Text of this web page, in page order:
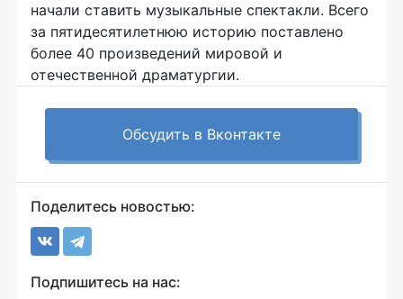
начали ставить музыкальные спектакли. Всего
за пятидесятилетнюю историю поставлено
более 40 произведений мировой и
отечественной драматургии.
Обсудить в Вконтакте
Поделитесь новостью:
Подпишитесь на нас: